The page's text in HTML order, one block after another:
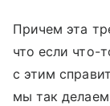
Причем эта
что если что-
с этим
мы так